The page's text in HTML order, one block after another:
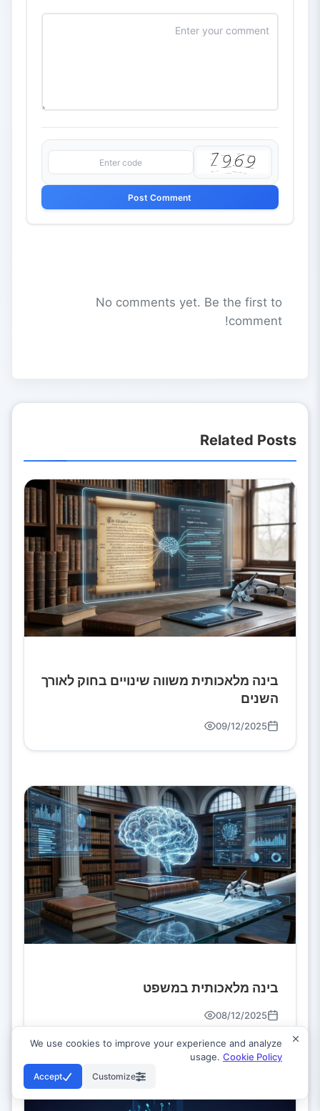
Post Comment
No comments yet. Be the first to
comment!
Related Posts
בינה מלאכותית משווה שינויים בחוק לאורך
השנים
09/12/2025
בינה מלאכותית במשפט
08/12/2025
We use cookies to improve your experience and analyze
usage. Cookie Policy
Customize
Accept